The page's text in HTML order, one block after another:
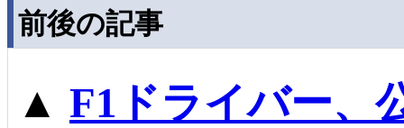
前後の記事
▲ F1ドライバー、